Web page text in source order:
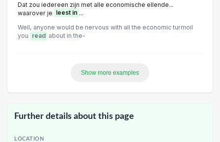
Dat zou iedereen zijn met alle economische ellende...
waarover je
leest in ...
Well, anyone would be nervous with all the economic turmoil
you read about in the-
Show more examples
Further details about this page
LOCATION